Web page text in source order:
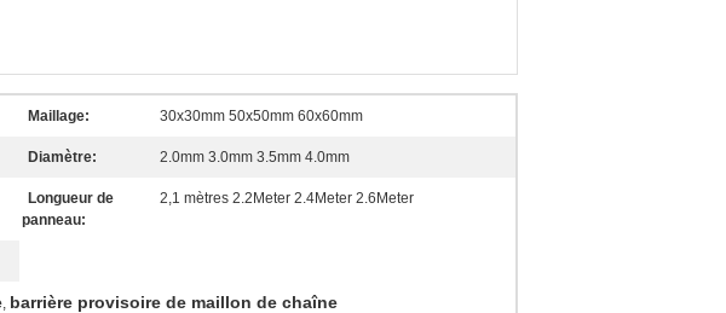
Maillage: 30x30mm 50x50mm 60x60mm
Diamètre: 2.0mm 3.0mm 3.5mm 4.0mm
Longueur de
panneau:
2,1 mètres 2.2Meter 2.4Meter 2.6Meter
, barrière provisoire de maillon de chaîne